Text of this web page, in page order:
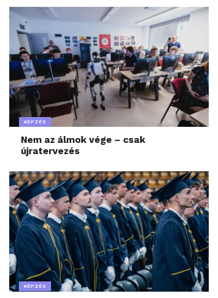
KÉPZÉS
Nem az álmok vége – csak
újratervezés
KÉPZÉS